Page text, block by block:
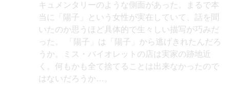
キュメンタリーのような側面があった。まるで本
当に「陽子」という女性が実在していて、話を聞
いたのか思うほど具体的で生々しい描写が巧みだ
った。 「陽子」は「陽子」から逃げきれたんだろ
うか。ミス・バイオレットの店は実家の跡地近
く。何もかも全て捨てることは出来なかったので
はないだろうか…。